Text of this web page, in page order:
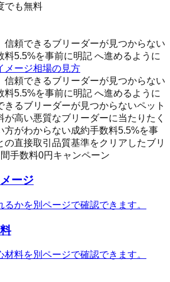
でも無料
信頼できるブリーダーが見つからない
料5.5%を事前に明記 へ進めるように
メージ相場の見方
信頼できるブリーダーが見つからない
料5.5%を事前に明記 へ進めるように
きるブリーダーが見つからないペット
が高い悪質なブリーダーに当たりたく
方がわからない成約手数料5.5%を事
直接取引 品質基準をクリアしたブリ
手数料0円キャンペーン
ージ
るかを別ページで確認できます。
料を別ページで確認できます。